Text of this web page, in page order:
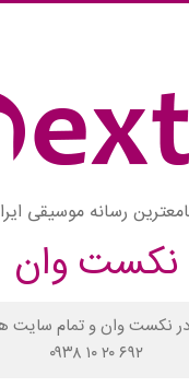
رسانه موسیقی
نکست وان
وان و تمام سایت
۰۹۳۸ ۱۰ ۲۰ ۶۹۲